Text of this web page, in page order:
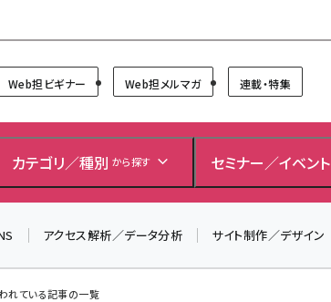
Web担ビギナー Web担メルマガ 連載・特集
カテゴリ／種別 から探す セミナー／イベント
アクセス解析／データ分析 サイト制作／デザイン
れている記事の一覧